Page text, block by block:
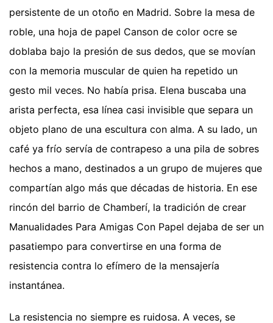
persistente de un otoño en Madrid. Sobre la mesa de
roble, una hoja de papel Canson de color ocre se
doblaba bajo la presión de sus dedos, que se movían
con la memoria muscular de quien ha repetido un
gesto mil veces. No había prisa. Elena buscaba una
arista perfecta, esa línea casi invisible que separa un
objeto plano de una escultura con alma. A su lado, un
café ya frío servía de contrapeso a una pila de sobres
hechos a mano, destinados a un grupo de mujeres que
compartían algo más que décadas de historia. En ese
rincón del barrio de Chamberí, la tradición de crear
Manualidades Para Amigas Con Papel dejaba de ser un
pasatiempo para convertirse en una forma de
resistencia contra lo efímero de la mensajería
instantánea.
La resistencia no siempre es ruidosa. A veces, se